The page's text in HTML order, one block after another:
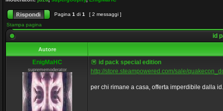
Pagina 1 di 1
[ 2 messaggi ]
Stampa pagina
id
Autore
EnigMaHC
suprememoderator
id pack special edition
http://store.steampowered.com/sale/
per chi rimane a casa, offerta imperdibile dalla